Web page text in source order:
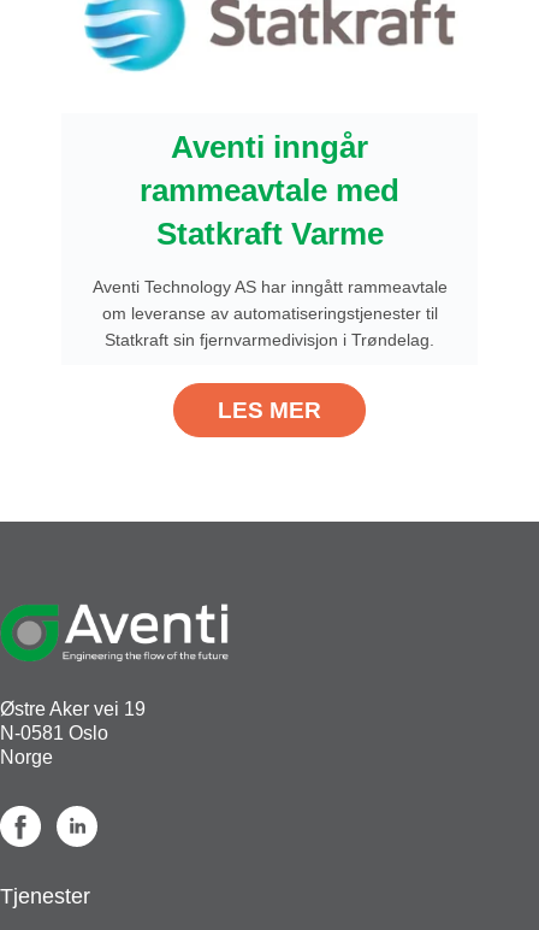
Aventi inngår
rammeavtale med
Statkraft Varme
Aventi Technology AS har inngått rammeavtale
om leveranse av automatiseringstjenester til
Statkraft sin fjernvarmedivisjon i Trøndelag.
LES MER
Østre Aker vei 19
N-0581 Oslo
Norge
Tjenester